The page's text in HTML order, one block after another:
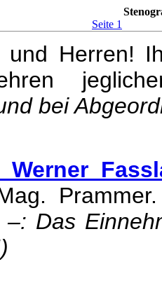
Seite 1
und Herren!
bei
Werner
–: Das